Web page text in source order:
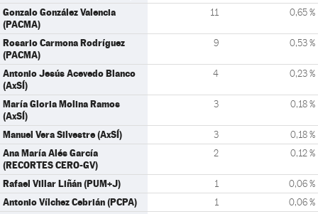
Gonzalo González Valencia
(PACMA)
11 0,65 %
Rosario Carmona Rodríguez
(PACMA)
9 0,53 %
Antonio Jesús Acevedo Blanco
(AxSÍ)
4 0,23 %
María Gloria Molina Ramos
(AxSÍ)
3 0,18 %
Manuel Vera Silvestre (AxSÍ) 3 0,18 %
Ana María Alés García
(RECORTES CERO-GV)
2 0,12 %
Rafael Villar Liñán (PUM+J) 1 0,06 %
Antonio Vílchez Cebrián (PCPA) 1 0,06 %